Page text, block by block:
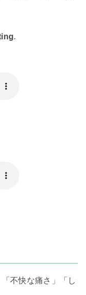
.
不快な痛さ」「し